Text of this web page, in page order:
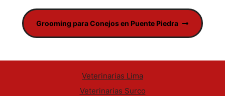
Grooming para Conejos en Puente Piedra
Veterinarias Lima
Veterinarias Surco